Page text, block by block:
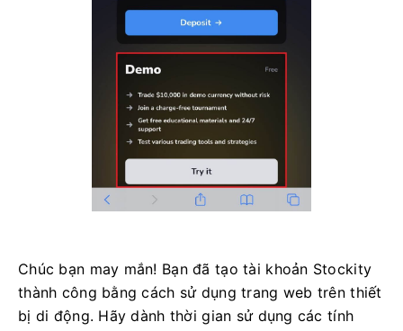
Chúc bạn may mắn! Bạn đã tạo tài khoản Stockity
thành công bằng cách sử dụng trang web trên thiết
bị di động. Hãy dành thời gian sử dụng các tính